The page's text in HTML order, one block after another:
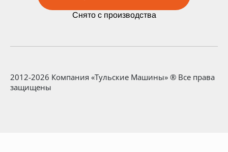
Снято с производства
2012-2026 Компания «Тульские Машины» ® Все права
защищены